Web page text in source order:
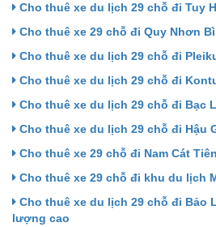
Cho thuê xe du lịch 29 chỗ đi Tuy
Cho thuê xe 29 chỗ đi Quy Nhơn
Cho thuê xe du lịch 29 chỗ đi
Cho thuê xe du lịch 29 chỗ đi
Cho thuê xe du lịch 29 chỗ đi Bạc
Cho thuê xe du lịch 29 chỗ đi Hậu
Cho thuê xe 29 chỗ đi Nam Cát Tiên
Cho thuê xe 29 chỗ đi khu du lịch
Cho thuê xe du lịch 29 chỗ đi Bảo
lượng cao